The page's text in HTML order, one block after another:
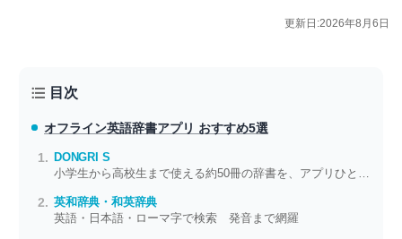
更新日:2026年8月6日
目次
オフライン英語辞書アプリ おすすめ5選
DONGRI S
小学生から高校生まで使える約50冊の辞書を、アプリひとつでいつでも閲覧
英和辞典・和英辞典
英語・日本語・ローマ字で検索 発音まで網羅